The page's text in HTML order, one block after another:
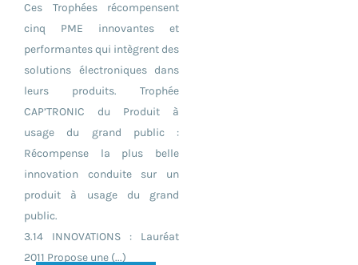
Ces Trophées récompensent
cinq PME innovantes et
performantes qui intègrent des
solutions électroniques dans
leurs produits. Trophée
CAP’TRONIC du Produit à
usage du grand public :
Récompense la plus belle
innovation conduite sur un
produit à usage du grand
public.
3.14 INNOVATIONS : Lauréat
2011 Propose une (...)